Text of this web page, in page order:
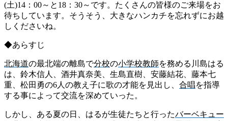
(土)14：00～と18：30～です。たくさんの皆様のご来場をお
待ちしています。そうそう、大きなハンカチを忘れずにお越
しくださいね。
◆あらすじ
北海道の最北端の離島で分校の小学校教師を務める川島はる
は、鈴木信人、酒井真奈美、生島直樹、安藤結花、藤本七
重、松田勇の6人の教え子に歌の才能を見出し、 合唱を指導
する事によって交流を深めていった。
しかし、ある夏の日、はるが生徒たちと行ったバーベキュー